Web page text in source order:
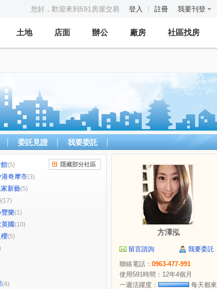
您好，歡迎來到591房屋交易 登入 註冊 我要刊登
土地 店面 辦公 廠房 社區找房
委託見證 我要委託
(5)
港奇摩市(3)
新藝(5)
(17)
豐樂(1)
國 (10)
(5)
(4)
隱藏部分社區
方澤泓
留言諮詢
我要委託
聯絡電話： 0963-477-991
使用591時間：12年4個月
一週活躍度：
每天都來